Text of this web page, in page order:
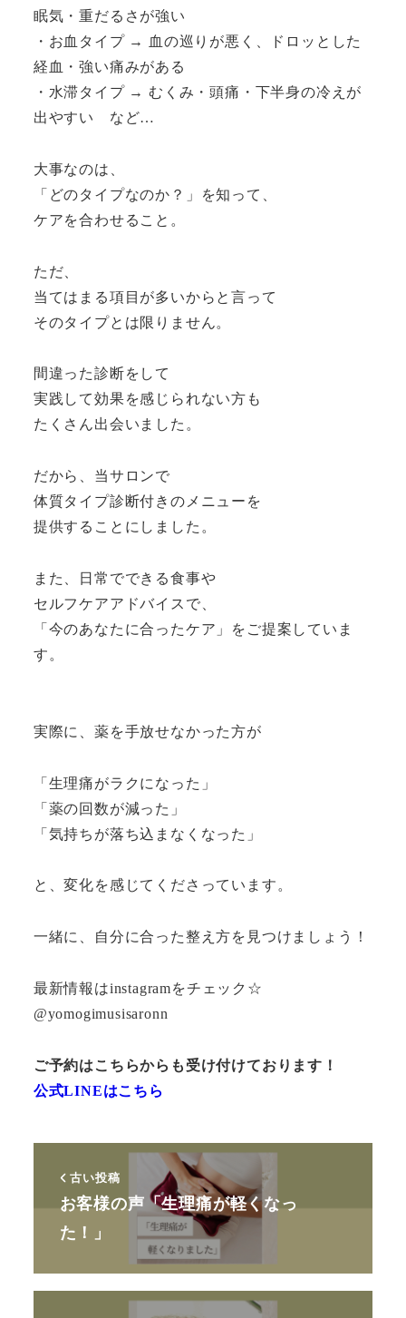
眠気・重だるさが強い
・お血タイプ → 血の巡りが悪く、ドロッとした
経血・強い痛みがある
・水滞タイプ → むくみ・頭痛・下半身の冷えが
出やすい など…
大事なのは、
「どのタイプなのか？」を知って、
ケアを合わせること。
ただ、
当てはまる項目が多いからと言って
そのタイプとは限りません。
間違った診断をして
実践して効果を感じられない方も
たくさん出会いました。
だから、当サロンで
体質タイプ診断付きのメニューを
提供することにしました。
また、日常でできる食事や
セルフケアアドバイスで、
「今のあなたに合ったケア」をご提案していま
す。
実際に、薬を手放せなかった方が
「生理痛がラクになった」
「薬の回数が減った」
「気持ちが落ち込まなくなった」
と、変化を感じてくださっています。
一緒に、自分に合った整え方を見つけましょう！
最新情報はinstagramをチェック☆
@yomogimusisaronn
ご予約はこちらからも受け付けております！
公式LINEはこちら
古い投稿
お客様の声「生理痛が軽くなっ
た！」